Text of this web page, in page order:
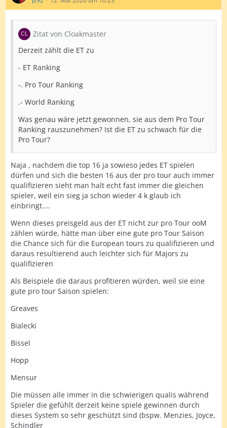
Zitat von Cloakmaster
Derzeit zählt die ET zu
- ET Ranking
-. Pro Tour Ranking
.- World Ranking
Was genau wäre jetzt gewonnen, sie aus dem Pro Tour
Ranking rauszunehmen? Ist die ET zu schwach für die
Pro Tour?
Naja , nachdem die top 16 ja sowieso jedes ET spielen
dürfen und sich die besten 16 aus der pro tour auch immer
qualifizieren sieht man halt echt fast immer die gleichen
spieler, weil ein sieg ja schon wieder 4 k glaub ich
einbringt....
Wenn dieses preisgeld aus der ET nicht zur pro Tour ooM
zählen würde, hätte man über eine gute pro Tour Saison
die Chance sich für die European tours zu qualifizieren und
daraus resultierend auch leichter sich für Majors zu
qualifizieren
Als Beispiele die daraus profitieren würden, weil sie eine
gute pro tour Saison spielen:
Greaves
Bialecki
Bissel
Hopp
Mensur
Die müssen alle immer in die schwierigen qualis während
Spieler die gefühlt derzeit keine spiele gewinnen durch
dieses System so sehr geschützt sind (bspw. Menzies, Joyce,
Schindler